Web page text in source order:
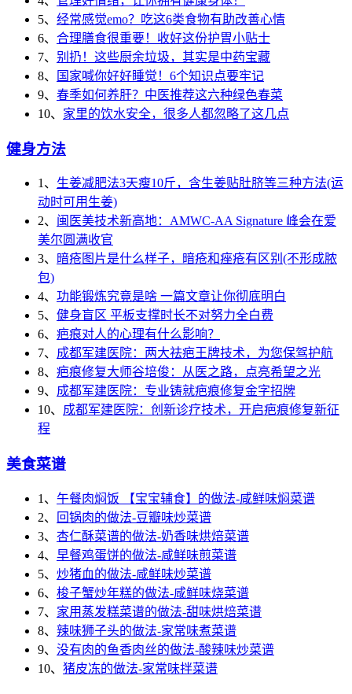
5、 经常感觉emo？吃这6类食物有助改善心情
6、 合理膳食很重要！收好这份护胃小贴士
7、 别扔！这些厨余垃圾，其实是中药宝藏
8、
国家喊你好好睡觉！6个知识点要牢记
9、 春季如何养肝？中医推荐这六种绿色春菜
10、 家里的饮水安全，很多人都忽略了这几点
健身方法
1、 生姜减肥法3天瘦10斤，含生姜贴肚脐等三种方法(运
动时可用生姜)
2、 闽医美技术新高地：AMWC-AA Signature 峰会在爱
美尔圆满收官
3、
暗疮图片是什么样子，暗疮和痤疮有区别(不形成脓
包)
4、 功能锻炼究竟是啥 一篇文章让你彻底明白
5、 健身盲区 平板支撑时长不对努力全白费
6、 疤痕对人的心理有什么影响？
7、 成都军建医院：两大祛疤王牌技术，为您保驾护航
8、 疤痕修复大师谷培俊：从医之路，点亮希望之光
9、 成都军建医院：专业铸就疤痕修复金字招牌
10、 成都军建医院：创新诊疗技术，开启疤痕修复新征
程
美食菜谱
1、 午餐肉焖饭 【宝宝辅食】的做法-咸鲜味焖菜谱
2、
回锅肉的做法-豆瓣味炒菜谱
3、 杏仁酥菜谱的做法-奶香味烘焙菜谱
4、 早餐鸡蛋饼的做法-咸鲜味煎菜谱
5、 炒猪血的做法-咸鲜味炒菜谱
6、 梭子蟹炒年糕的做法-咸鲜味烧菜谱
7、 家用蒸发糕菜谱的做法-甜味烘焙菜谱
8、 辣味狮子头的做法-家常味煮菜谱
9、 没有肉的鱼香肉丝的做法-酸辣味炒菜谱
10、 猪皮冻的做法-家常味拌菜谱